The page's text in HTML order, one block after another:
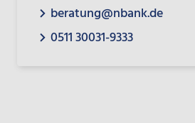
beratung@nbank.de
0511 30031-9333